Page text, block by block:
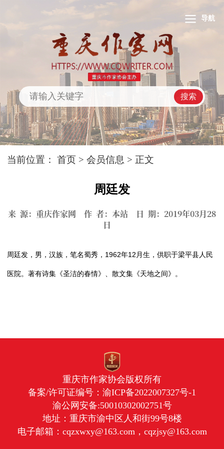
导航
搜索
当前位置：首页 >会员信息 > 正文
周廷发
来 源：重庆作家网 作 者：本站 日 期：2019年03月28
日
周廷发，男，汉族，笔名蜀秀，1962年12月生，供职于梁平县人民
医院。著有诗集《圣洁的春情》、散文集《天地之间》。
重庆市作家协会版权所有
备案/许可证编号： 渝ICP备2022007327号-1
渝公网安备:50010302002751号
地址：重庆市渝中区人和街99号8楼
电子邮箱：cqzxwxy@163.com，cqzjsy@163.com